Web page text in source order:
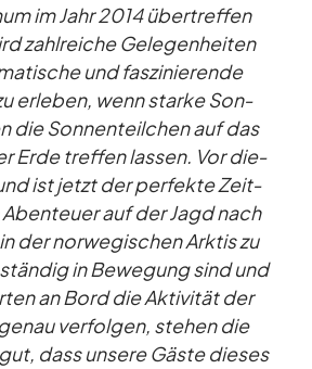
im Jahr 2014 über­tref­fen
zahl­rei­che Ge­le­gen­hei­ten
und fas­zi­nie­rende
er­le­ben, wenn starke Son­
die Son­nen­teil­chen auf das
Erde tref­fen las­sen. Vor die­
ist jetzt der per­fekte Zeit­
auf der Jagd nach
der nor­we­gi­schen Ark­tis zu
in Be­we­gung sind und
an Bord die Ak­ti­vi­tät der
ver­fol­gen, ste­hen die
dass un­sere Gäste die­ses